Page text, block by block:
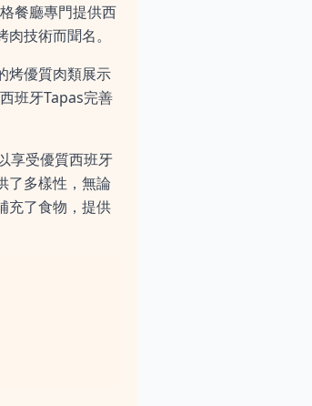
餐廳專門提供西
技術而聞名。
烤優質肉類展示
班牙Tapas完善
享受優質西班牙
了多樣性，無論
充了食物，提供